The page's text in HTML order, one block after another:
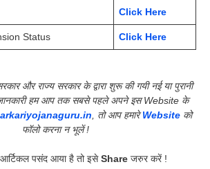
Click Here
Status Click Here
और राज्य सरकार के द्वारा शुरू की गयी नई या पुरानी
जानकारी हम आप तक सबसे पहले अपने इस Website के
, तो आप हमारेWebsiteको
फॉलो करना न भूलें !
पसंद आया है तो इसेShare जरुर करें !